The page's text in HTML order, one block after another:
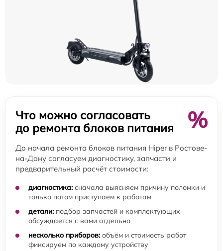
Что можно согласовать
до ремонта блоков питания
%
До начала ремонта блоков питания Hiper в Ростове-
на-Дону согласуем диагностику, запчасти и
предварительный расчёт стоимости:
диагностика: сначала выясняем причину поломки и
только потом приступаем к работам
детали: подбор запчастей и комплектующих
обсуждается с вами отдельно
несколько приборов: объём и стоимость работ
фиксируем по каждому устройству